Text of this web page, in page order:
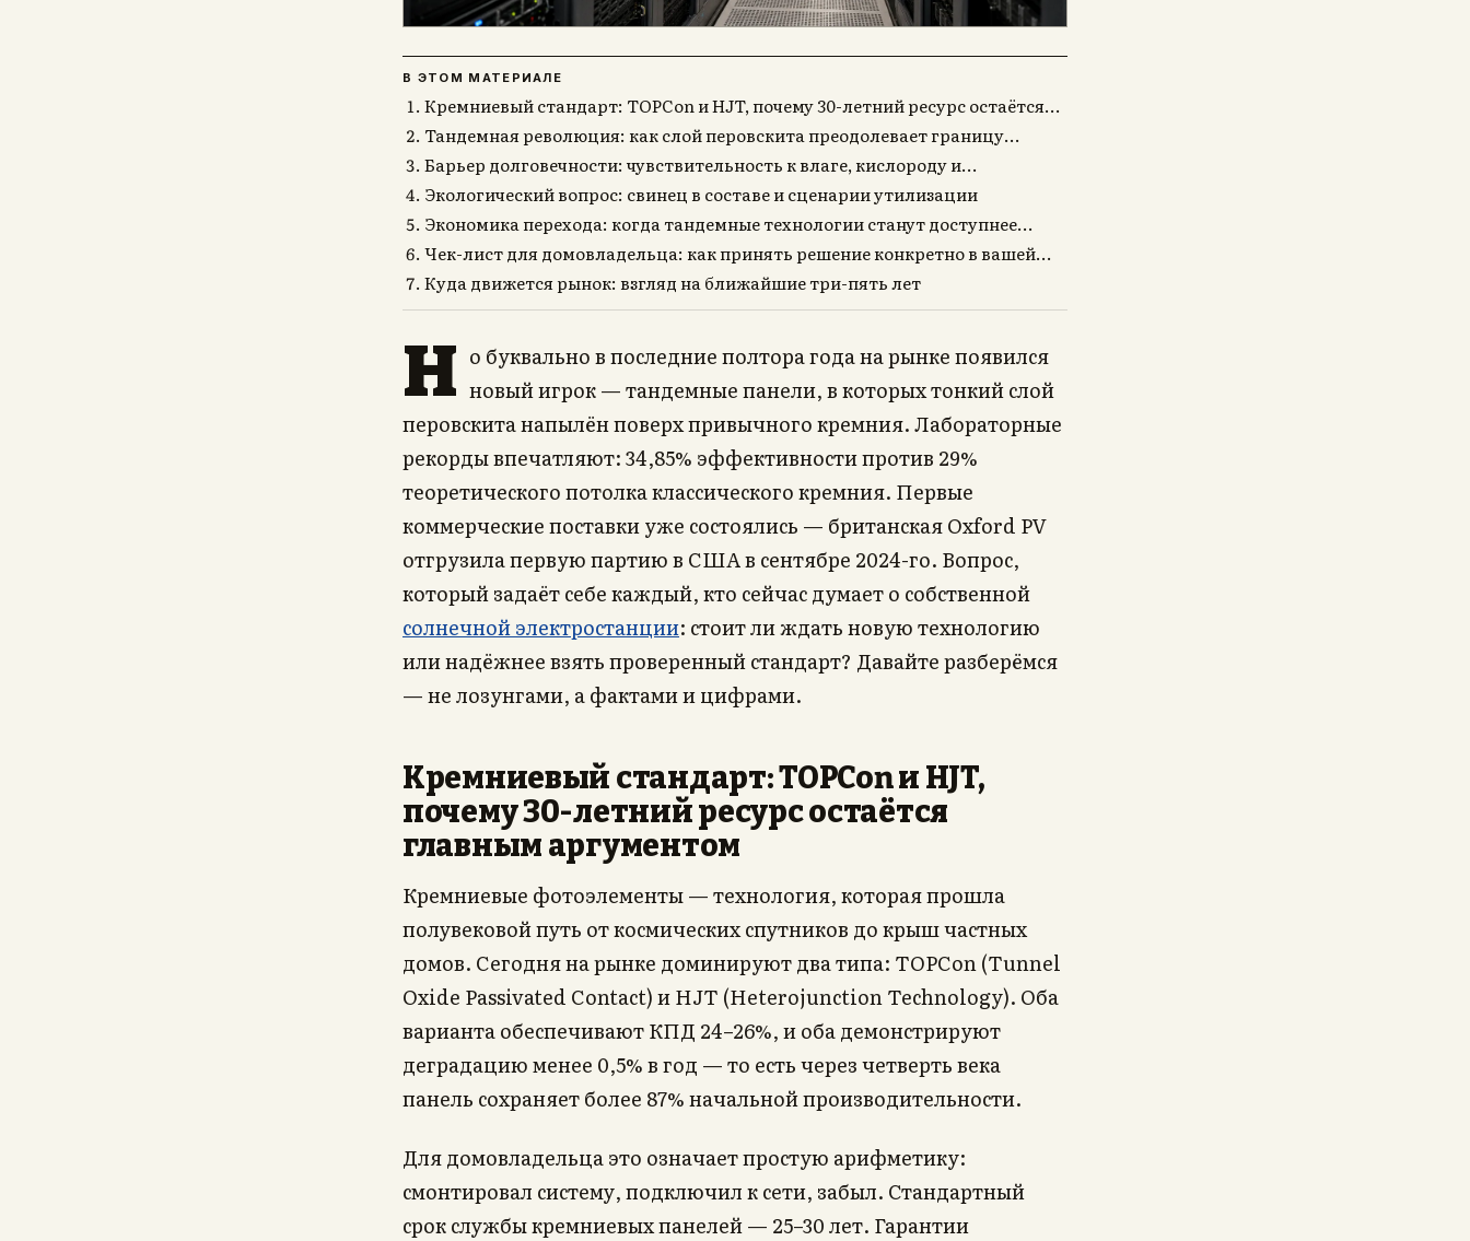
В ЭТОМ МАТЕРИАЛЕ
Кремниевый стандарт: TOPCon и HJT, почему 30-летний ресурс остаётся...
Тандемная революция: как слой перовскита преодолевает границу...
Барьер долговечности: чувствительность к влаге, кислороду и...
Экологический вопрос: свинец в составе и сценарии утилизации
Экономика перехода: когда тандемные технологии станут доступнее...
Чек-лист для домовладельца: как принять решение конкретно в вашей...
Куда движется рынок: взгляд на ближайшие три-пять лет
Н о буквально в последние полтора года на рынке появился
новый игрок — тандемные панели, в которых тонкий слой
перовскита напылён поверх привычного кремния. Лабораторные
рекорды впечатляют: 34,85% эффективности против 29%
теоретического потолка классического кремния. Первые
коммерческие поставки уже состоялись — британская Oxford PV
отгрузила первую партию в США в сентябре 2024-го. Вопрос,
который задаёт себе каждый, кто сейчас думает о собственной
солнечной электростанции: стоит ли ждать новую технологию
или надёжнее взять проверенный стандарт? Давайте разберёмся
— не лозунгами, а фактами и цифрами.
Кремниевый стандарт: TOPCon и HJT,
почему 30-летний ресурс остаётся
главным аргументом
Кремниевые фотоэлементы — технология, которая прошла
полувековой путь от космических спутников до крыш частных
домов. Сегодня на рынке доминируют два типа: TOPCon (Tunnel
Oxide Passivated Contact) и HJT (Heterojunction Technology). Оба
варианта обеспечивают КПД 24–26%, и оба демонстрируют
деградацию менее 0,5% в год — то есть через четверть века
панель сохраняет более 87% начальной производительности.
Для домовладельца это означает простую арифметику:
смонтировал систему, подключил к сети, забыл. Стандартный
срок службы кремниевых панелей — 25–30 лет. Гарантии